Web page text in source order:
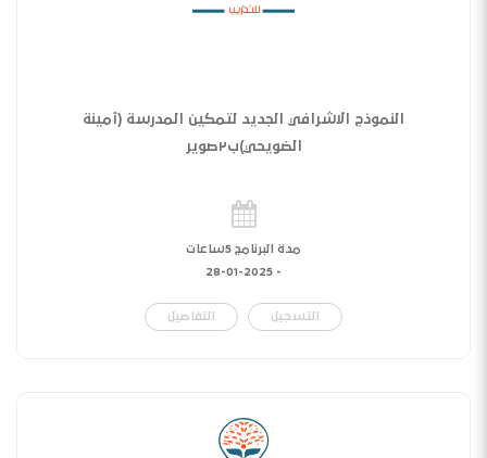
النموذج الاشرافي الجديد لتمكين المدرسة (أمينة
الضويحي)ب٢صوير
مدة البرنامج 5ساعات
-
28-01-2025
التسجيل التفاصيل